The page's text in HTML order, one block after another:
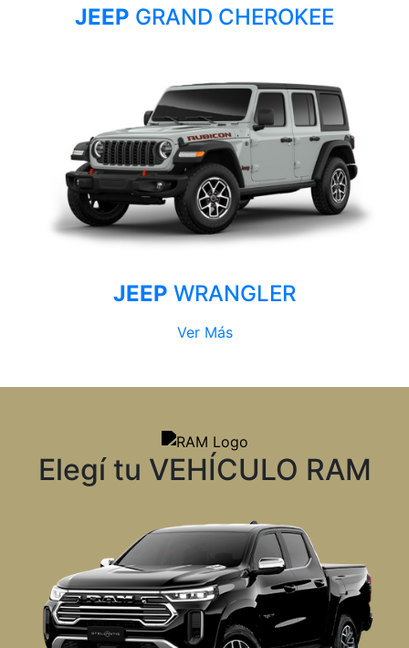
JEEP GRAND CHEROKEE
JEEP WRANGLER
Ver Más
Elegí tu VEHÍCULO RAM